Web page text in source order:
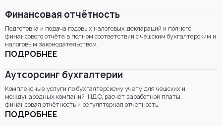
Финансовая отчётность
Подготовка и подача годовых налоговых деклараций и полного
финансового отчёта в полном соответствии с чешским бухгалтерским и
налоговым законодательством.
ПОДРОБНЕЕ
Аутсорсинг бухгалтерии
Комплексные услуги по бухгалтерскому учёту для чешских и
международных компаний: НДС, расчёт заработной платы,
финансовая отчётность и регуляторная отчётность.
ПОДРОБНЕЕ